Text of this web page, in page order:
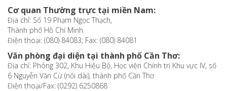
Cơ quan Thường trực tại miền Nam:
Địa chỉ: Số 19 Phạm Ngọc Thạch,
Thành phố Hồ Chí Minh
Điện thoại: (080) 84083; Fax: (080) 84081
Văn phòng đại diện tại thành phố Cần Thơ:
Địa chỉ: Phòng 302, Khu Hiệu Bộ, Học viện Chính trị Khu vực IV, số
6 Nguyễn Văn Cừ (nối dài), thành phố Cần Thơ
Điện thoại/Fax: (0292) 6250868